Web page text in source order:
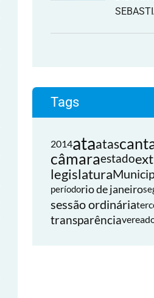
Tags
2014ataatas
câmaraestado
legislatura
períodorio de janeiro
sessão ordinária
transparência